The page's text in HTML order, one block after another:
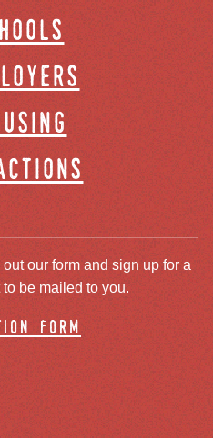
our form and sign up for a
be mailed to you.
form